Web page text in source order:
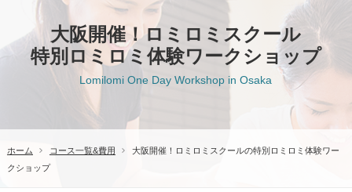
大阪開催！ロミロミスクール
特別ロミロミ体験ワークショップ
Lomilomi One Day Workshop in Osaka
ホーム コース一覧&費用
大阪開催！ロミロミスクールの特別ロミロミ体験ワー
クショップ